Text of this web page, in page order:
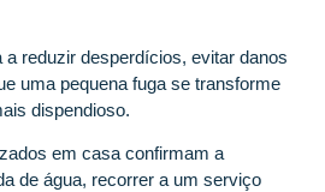
a reduzir desperdícios, evitar danos
uma pequena fuga se transforme
dispendioso.
em casa confirmam a
de água, recorrer a um serviço